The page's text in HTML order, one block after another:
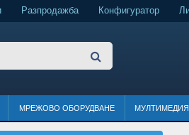
Разпродажба Конфигуратор
МРЕЖОВО ОБОРУДВАНЕ